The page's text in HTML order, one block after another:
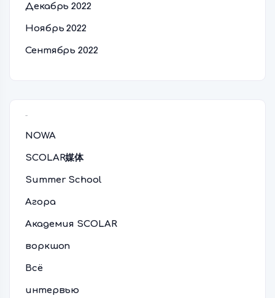
Декабрь 2022
Ноябрь 2022
Сентябрь 2022
NOWA
SCOLAR媒体
Summer School
Агора
Академия SCOLAR
воркшоп
Всё
интервью